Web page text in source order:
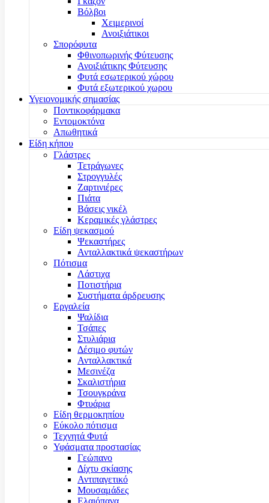
Βόλβοι
Χειμερινοί
Ανοιξιάτικοι
Σπορόφυτα
Φθινοπωρινής Φύτευσης
Ανοιξιάτικης Φύτευσης
Φυτά εσωτερικού χώρου
Φυτά εξωτερικού χωρου
Υγειονομικής σημασίας
Ποντικοφάρμακα
Εντομοκτόνα
Απωθητικά
Είδη κήπου
Γλάστρες
Τετράγωνες
Στρογγυλές
Ζαρτινιέρες
Πιάτα
Βάσεις νικέλ
Κεραμικές γλάστρες
Είδη ψεκασμού
Ψεκαστήρες
Ανταλλακτικά ψεκαστήρων
Πότισμα
Λάστιχα
Ποτιστήρια
Συστήματα άρδρευσης
Εργαλεία
Ψαλίδια
Τσάπες
Στυλιάρια
Δέσιμο φυτών
Ανταλλακτικά
Μεσινέζα
Σκαλιστήρια
Τσουγκράνα
Φτυάρια
Είδη θερμοκηπίου
Εύκολο πότισμα
Τεχνητά Φυτά
Υφάσματα προστασίας
Γεώπανο
Δίχτυ σκίασης
Αντιπαγετικό
Μουσαμάδες
Ελαιόπανα